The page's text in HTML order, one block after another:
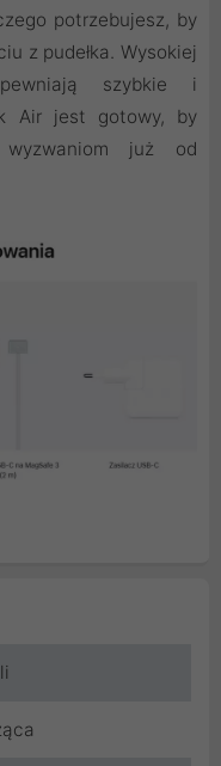
potrzebujesz, by
z pudełka. Wysokiej
szybkie i
Air jest gotowy, by
wyzwaniom już od